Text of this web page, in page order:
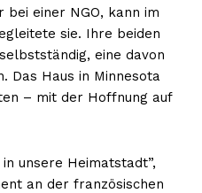
bei einer NGO, kann im
sie. Ihre beiden
eine davon
Das Haus in Minnesota
– mit der Hoffnung auf
unsere Heimatstadt”,
an der französischen